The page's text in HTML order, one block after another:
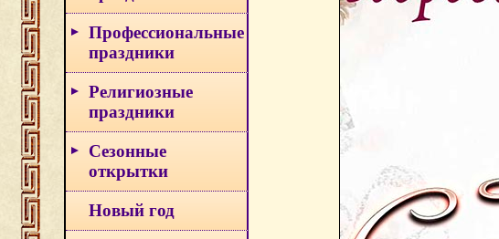
Профессиональные
праздники
Религиозные
праздники
Сезонные
открытки
Новый год